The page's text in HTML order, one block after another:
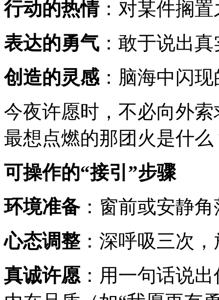
行动的热情：对某件搁
表达的勇气 ：敢于说出
创造的灵感 ：脑海中闪
今夜许愿时，不必向外
最想点燃的那团火是什么
可操作的“接引”步骤
环境准备：窗前或安静
心态调整：深呼吸三次
真诚许愿 ：用一句话说